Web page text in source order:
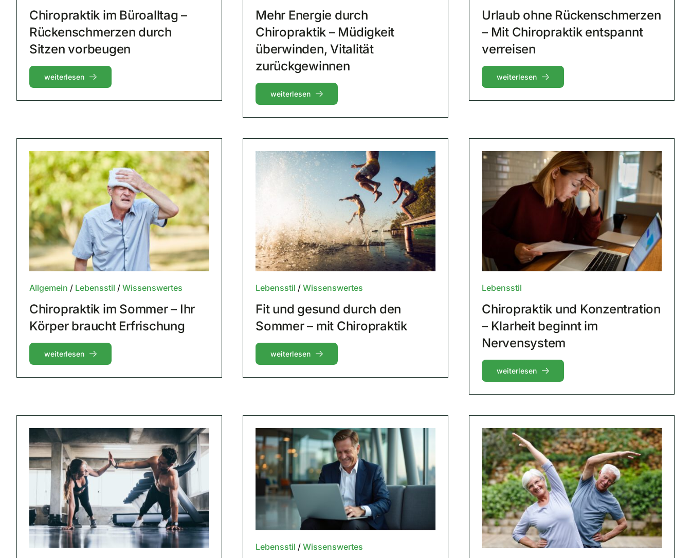
Chiropraktik im Büroalltag –
Rückenschmerzen durch
Sitzen vorbeugen
weiterlesen
Mehr Energie durch
Chiropraktik – Müdigkeit
überwinden, Vitalität
zurückgewinnen
weiterlesen
Urlaub ohne Rückenschmerzen
– Mit Chiropraktik entspannt
verreisen
weiterlesen
Allgemein / Lebensstil / Wissenswertes
Chiropraktik im Sommer – Ihr
Körper braucht Erfrischung
weiterlesen
Lebensstil / Wissenswertes
Fit und gesund durch den
Sommer – mit Chiropraktik
weiterlesen
Lebensstil
Chiropraktik und Konzentration
– Klarheit beginnt im
Nervensystem
weiterlesen
Lebensstil / Wissenswertes